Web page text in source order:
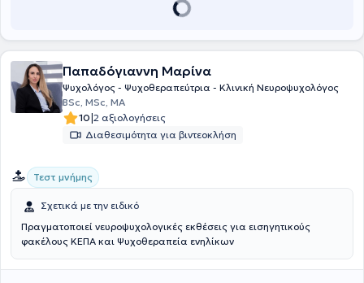
και .WAIS IV. Παρέχει πρακτική άσκηση σε φοιτητές πανεπιστημίων.
κέντρα. Παπαδόγιαννη Μαρίνα
Ψυχολόγος - Ψυχοθεραπεύτρια - Κλινική Νευροψυχολόγος
BSc, MSc, MA
10|2 αξιολογήσεις
Διαθεσιμότητα για βιντεοκλήση
Τεστ μνήμης
Σχετικά με την ειδικό
Πραγματοποιεί νευροψυχολογικές εκθέσεις για εισηγητικούς
φακέλους ΚΕΠΑ και Ψυχοθεραπεία ενηλίκων